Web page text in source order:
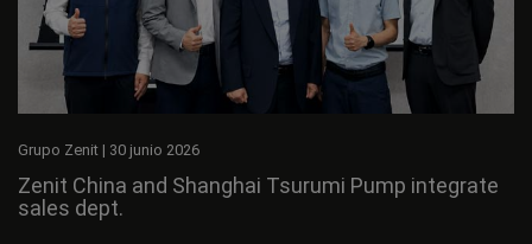
Grupo Zenit | 30 junio 2026
Zenit China and Shanghai Tsurumi Pump integrate
sales dept.